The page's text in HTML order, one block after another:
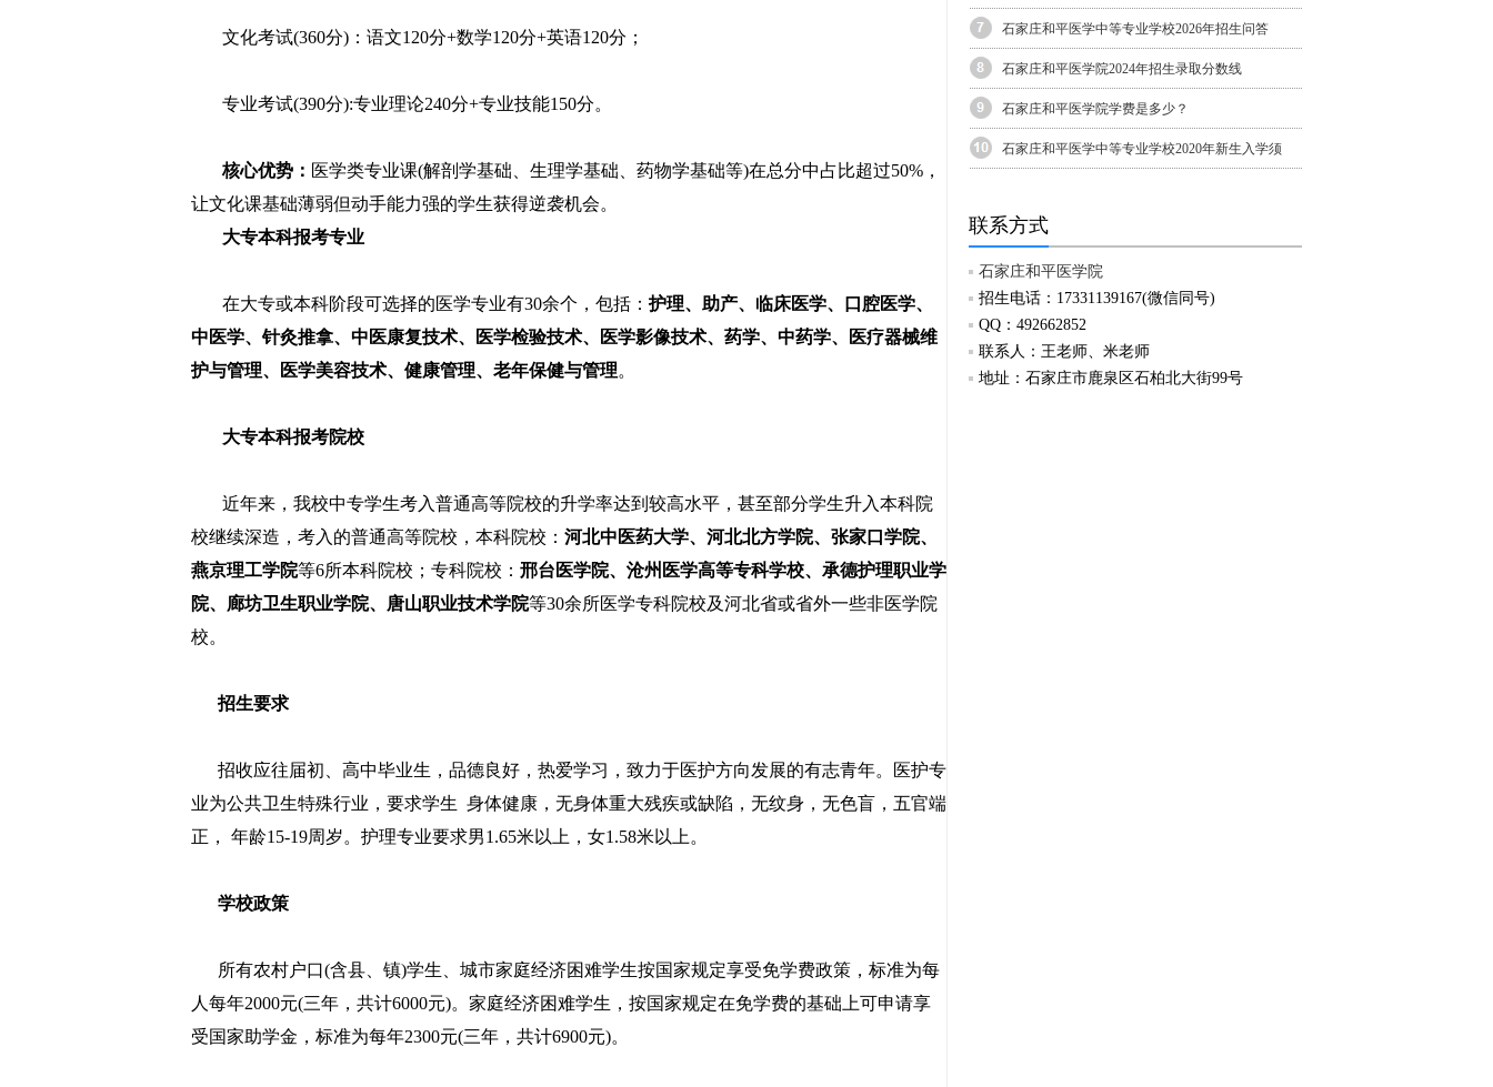
文化考试(360分)：语文120分+数学120分+英语120分；
专业考试(390分):专业理论240分+专业技能150分。
核心优势： 医学类专业课(解剖学基础、生理学基础、药物学基础等)在总分中占比超过50%，
让文化课基础薄弱但动手能力强的学生获得逆袭机会。
大专本科报考专业
在大专或本科阶段可选择的医学专业有30余个，包括： 护理、助产、临床医学、口腔医学、
中医学、针灸推拿、中医康复技术、医学检验技术、医学影像技术、药学、中药学、医疗器械维
护与管理、医学美容技术、健康管理、老年保健与管理。
大专本科报考院校
近年来，我校中专学生考入普通高等院校的升学率达到较高水平，甚至部分学生升入本科院
校继续深造，考入的普通高等院校，本科院校： 河北中医药大学、河北北方学院、张家口学院、
燕京理工学院等6所本科院校；专科院校： 邢台医学院、沧州医学高等专科学校、承德护理职业学
院、廊坊卫生职业学院、唐山职业技术学院等30余所医学专科院校及河北省或省外一些非医学院
校。
招生要求
招收应往届初、高中毕业生，品德良好，热爱学习，致力于医护方向发展的有志青年。医护专
业为公共卫生特殊行业，要求学生 身体健康，无身体重大残疾或缺陷，无纹身，无色盲，五官端
正， 年龄15-19周岁。护理专业要求男1.65米以上，女1.58米以上。
学校政策
所有农村户口(含县、镇)学生、城市家庭经济困难学生按国家规定享受免学费政策，标准为每
人每年2000元(三年，共计6000元)。家庭经济困难学生，按国家规定在免学费的基础上可申请享
受国家助学金，标准为每年2300元(三年，共计6900元)。
石家庄和平医学中等专业学校2026年招生问答
石家庄和平医学院2024年招生录取分数线
石家庄和平医学院学费是多少？
石家庄和平医学中等专业学校2020年新生入学须
联系方式
石家庄和平医学院
招生电话：17331139167(微信同号)
QQ：492662852
联系人：王老师、米老师
地址：石家庄市鹿泉区石柏北大街99号